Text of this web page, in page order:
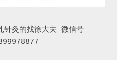
针灸的找徐大夫 微信号